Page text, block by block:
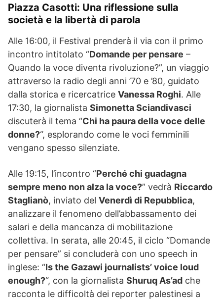
Piazza Casotti: Una riflessione sulla
società e la libertà di parola
Alle 16:00, il Festival prenderà il via con il primo
incontro intitolato “Domande per pensare –
Quando la voce diventa rivoluzione?”, un viaggio
attraverso la radio degli anni ’70 e ’80, guidato
dalla storica e ricercatrice Vanessa Roghi. Alle
17:30, la giornalista Simonetta Sciandivasci
discuterà il tema “Chi ha paura della voce delle
donne?“, esplorando come le voci femminili
vengano spesso silenziate.
Alle 19:15, l’incontro “Perché chi guadagna
sempre meno non alza la voce?” vedrà Riccardo
Staglianò, inviato del Venerdì di Repubblica,
analizzare il fenomeno dell’abbassamento dei
salari e della mancanza di mobilitazione
collettiva. In serata, alle 20:45, il ciclo “Domande
per pensare” si concluderà con uno speech in
inglese: “Is the Gazawi journalists’ voice loud
enough?“, con la giornalista Shuruq As’ad che
racconta le difficoltà dei reporter palestinesi a